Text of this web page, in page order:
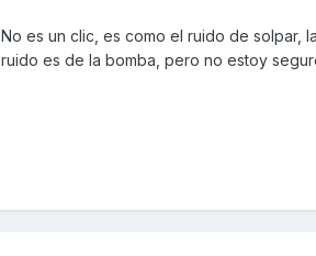
No es un clic, es como el ruido de solpar,
ruido es de la bomba, pero no estoy